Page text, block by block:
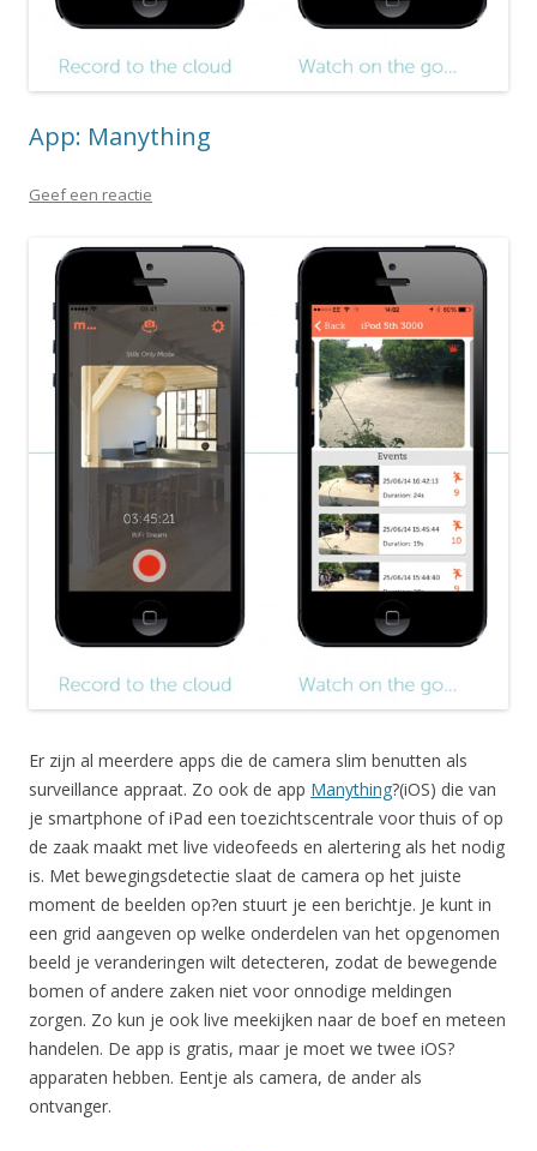
App: Manything
Geef een reactie
Er zijn al meerdere apps die de camera slim benutten als
surveillance appraat. Zo ook de app Manything?(iOS) die van
je smartphone of iPad een toezichtscentrale voor thuis of op
de zaak maakt met live videofeeds en alertering als het nodig
is. Met bewegingsdetectie slaat de camera op het juiste
moment de beelden op?en stuurt je een berichtje. Je kunt in
een grid aangeven op welke onderdelen van het opgenomen
beeld je veranderingen wilt detecteren, zodat de bewegende
bomen of andere zaken niet voor onnodige meldingen
zorgen. Zo kun je ook live meekijken naar de boef en meteen
handelen. De app is gratis, maar je moet we twee iOS?
apparaten hebben. Eentje als camera, de ander als
ontvanger.